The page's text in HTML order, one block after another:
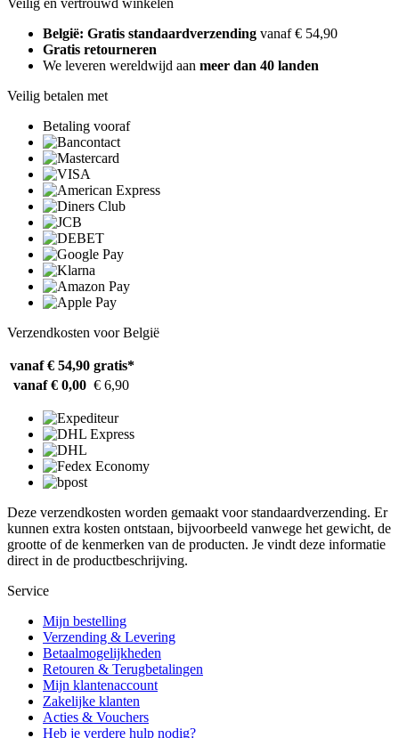
Veilig en vertrouwd winkelen
België: Gratis standaardverzending vanaf € 54,90
Gratis retourneren
We leveren wereldwijd aan meer dan 40 landen
Veilig betalen met
Betaling vooraf
Verzendkosten voor België
vanaf € 54,90 gratis*
vanaf € 0,00 € 6,90
Deze verzendkosten worden gemaakt voor standaardverzending. Er
kunnen extra kosten ontstaan, bijvoorbeeld vanwege het gewicht, de
grootte of de kenmerken van de producten. Je vindt deze informatie
direct in de productbeschrijving.
Service
Mijn bestelling
Verzending & Levering
Betaalmogelijkheden
Retouren & Terugbetalingen
Mijn klantenaccount
Zakelijke klanten
Acties & Vouchers
Heb je verdere hulp nodig?